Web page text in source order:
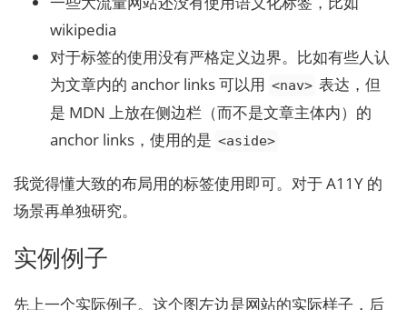
wikipedia
对于标签的使用没有严格定义边界。比如有些人认
为文章内的 anchor links 可以用 <nav> 表达，但
是 MDN 上放在侧边栏（而不是文章主体内）的
anchor links，使用的是 <aside>
我觉得懂大致的布局用的标签使用即可。对于 A11Y 的
场景再单独研究。
实例例子
先上一个实际例子。这个图左边是网站的实际样子，后